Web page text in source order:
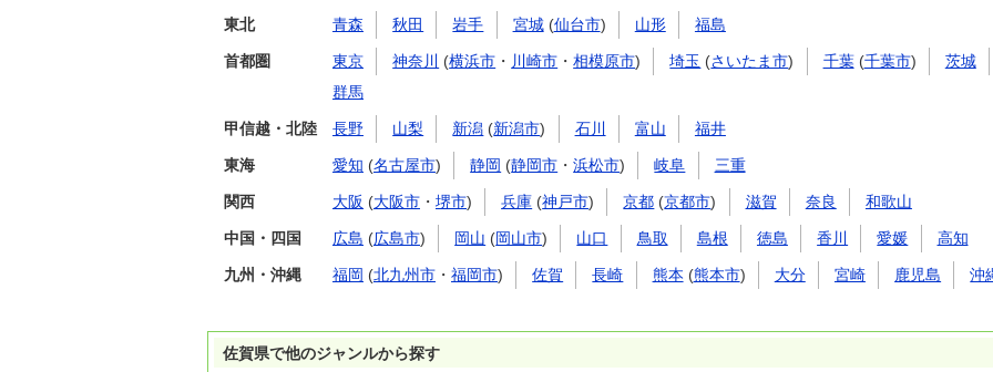
東北 青森 秋田 岩手 宮城(仙台市) 山形 福島
首都圏 東京 神奈川 (横浜市 ・ 川崎市 ・相模原市) 埼玉 (さいたま市) 千葉(千葉市)
茨城
群馬
甲信越・北陸 長野 山梨 新潟 (新潟市) 石川 富山 福井
東海 愛知 (名古屋市) 静岡 (静岡市 ・浜松市) 岐阜 三重
関西 大阪 (大阪市 ・ 堺市) 兵庫 (神戸市) 京都 (京都市) 滋賀 奈良 和歌山
中国・四国 広島 (広島市) 岡山 (岡山市) 山口 鳥取 島根 徳島 香川 愛媛 高知
九州・沖縄 福岡 (北九州市 ・ 福岡市) 佐賀 長崎 熊本 (熊本市) 大分 宮崎 鹿児島 沖
佐賀県で他のジャンルから探す